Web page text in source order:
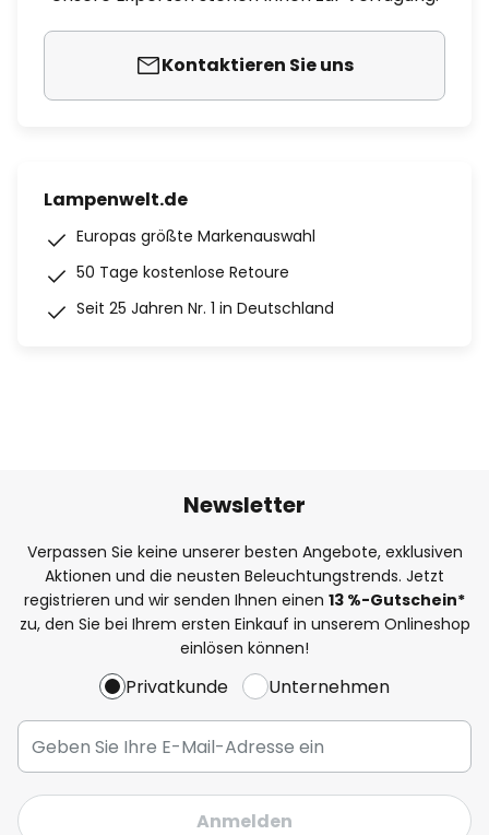
Kontaktieren Sie uns
Lampenwelt.de
Europas größte Markenauswahl
50 Tage kostenlose Retoure
Seit 25 Jahren Nr. 1 in Deutschland
Newsletter
Verpassen Sie keine unserer besten Angebote, exklusiven
Aktionen und die neusten Beleuchtungstrends. Jetzt
registrieren und wir senden Ihnen einen 13 %-Gutschein*
zu, den Sie bei Ihrem ersten Einkauf in unserem Onlineshop
einlösen können!
Privatkunde Unternehmen
Anmelden